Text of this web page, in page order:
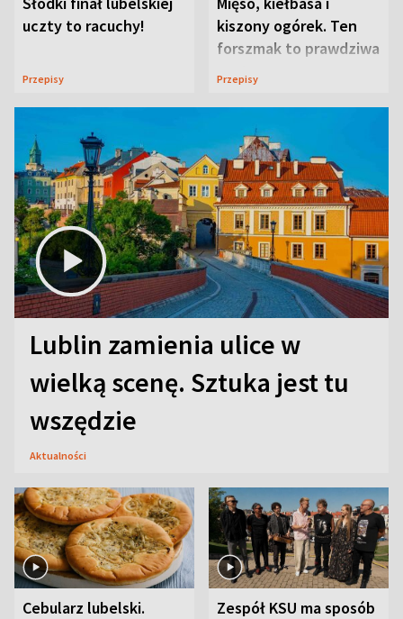
uczty to racuchy!
Przepisy
kiszony ogórek. Ten
forszmak to prawdziwa
uczta
Przepisy
Lublin zamienia ulice w
wielką scenę. Sztuka jest tu
wszędzie
Aktualności
Cebularz lubelski.
Zespół KSU ma sposób